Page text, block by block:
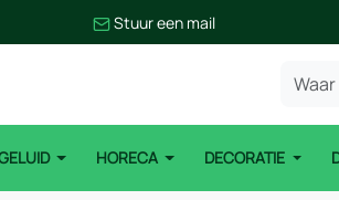
Stuur een mail
HORECA DECORATIE